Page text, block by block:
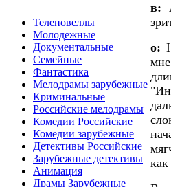
Теленовеллы
Молодежные
Документальные
Семейные
Фантастика
Мелодрамы зарубежные
Криминальные
Российские мелодрамы
Комедии Российские
Комедии зарубежные
Детективы Российские
Зарубежные детективы
Анимация
Драмы Зарубежные
в:
о:
как